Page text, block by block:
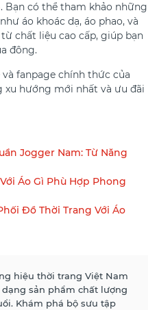
. Bạn có thể tham khảo những
áo khoác dạ, áo phao, và
chất liệu cao cấp, giúp bạn
đông.
fanpage chính thức của
xu hướng mới nhất và ưu đãi
Jogger Nam: Từ Năng
Áo Gì Phù Hợp Phong
Đồ Thời Trang Với Áo
hiệu thời trang Việt Nam
sản phẩm chất lượng
Khám phá bộ sưu tập